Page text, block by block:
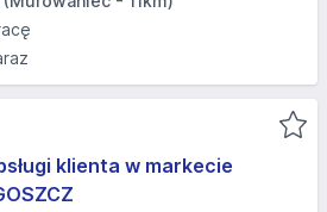
klienta w markecie